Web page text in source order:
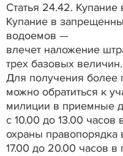
Статья 24.42. Купание
Купание в
водоемов —
влечет наложение
трех базовых величин.
Для получения более
можно обратиться к
милиции в приемные
с 10.00 до 13.00
охраны правопорядка
17.00 до 20.00 часов в